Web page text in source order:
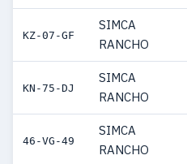
KZ-07-GF
SIMCA
RANCHO
KN-75-DJ
SIMCA
RANCHO
46-VG-49
SIMCA
RANCHO